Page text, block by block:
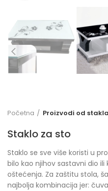
Početna Proizvodi od stakla
Staklo za sto
Staklo se sve više koristi u
bilo kao njihov sastavni dio
oštećenja. Za zaštitu stola,
najbolja kombinacija jer: